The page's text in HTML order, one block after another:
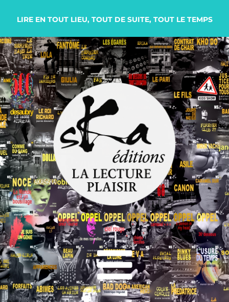
LIRE EN TOUT LIEU, TOUT DE SUITE, TOUT LE TEMPS